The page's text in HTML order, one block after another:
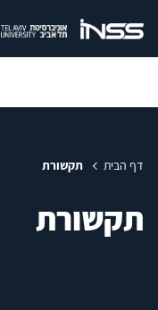
דף הבית תקשורת
תקשורת